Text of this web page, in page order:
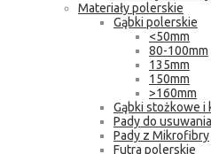
Materiały polerskie
Gąbki polerskie
<50mm
80-100mm
135mm
150mm
>160mm
Gąbki stożkowe i
Pady do
Pady z Mikrofibry
Futra polerskie